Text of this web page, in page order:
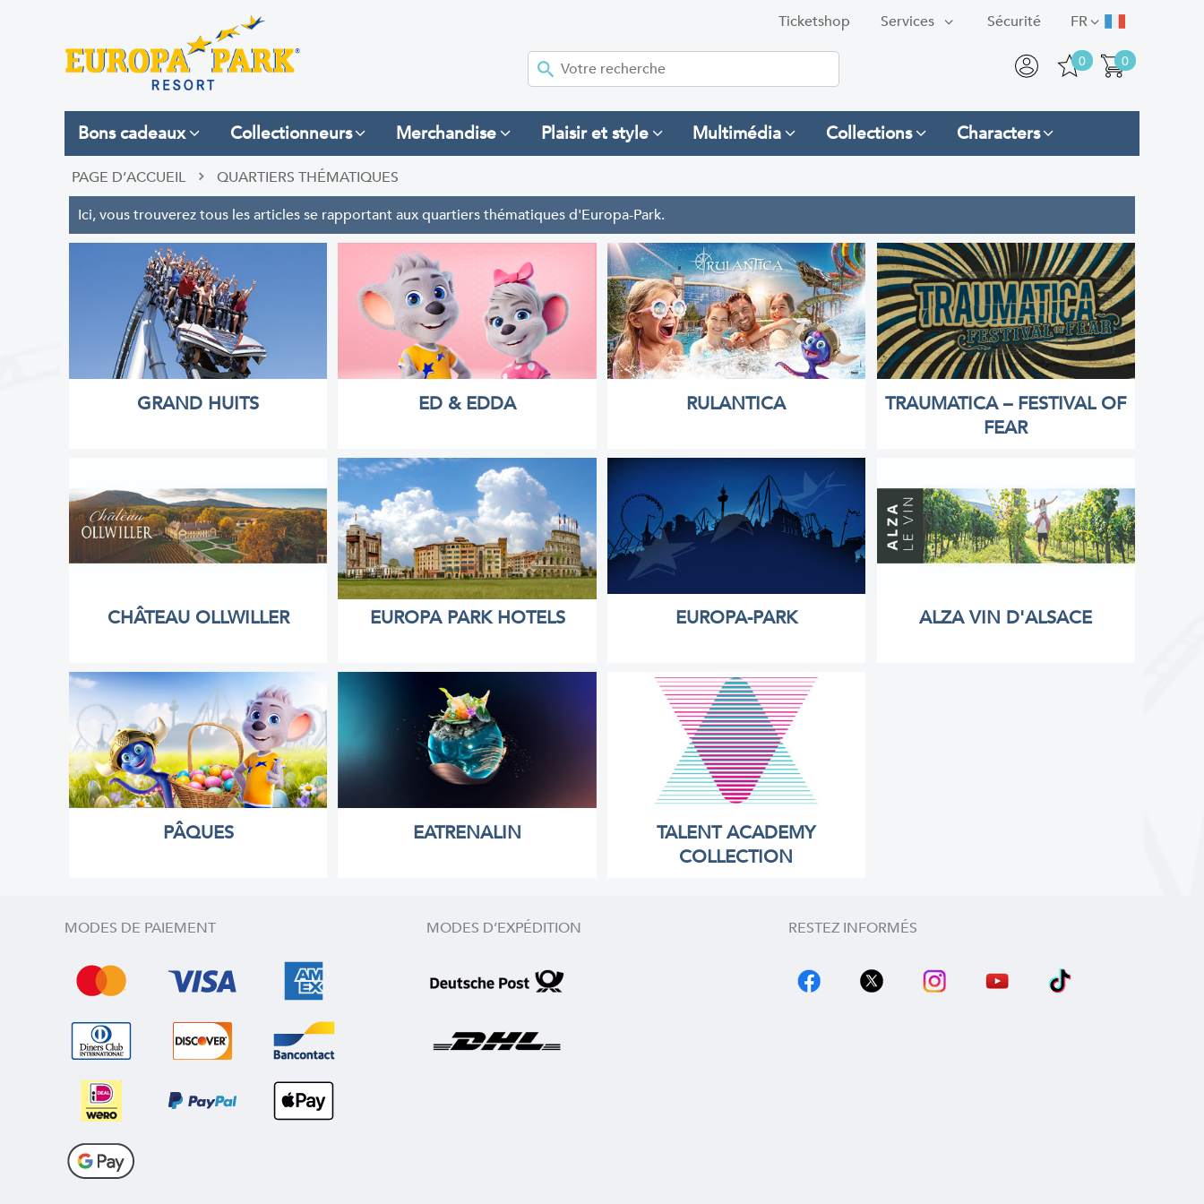
FR
Sécurité
Services
Ticketshop
0
0
Bons cadeaux Collectionneurs Merchandise Plaisir et style Multimédia Collections Characters
PAGE D’ACCUEIL
QUARTIERS THÉMATIQUES
Ici, vous trouverez tous les articles se rapportant aux quartiers thématiques d'Europa-Park.
GRAND HUITS ED & EDDA RULANTICA
TRAUMATICA – FESTIVAL OF
FEAR
CHÂTEAU OLLWILLER EUROPA PARK HOTELS EUROPA-PARK ALZA VIN D'ALSACE
PÂQUES EATRENALIN
TALENT ACADEMY
COLLECTION
MODES DE PAIEMENT MODES D’EXPÉDITION RESTEZ INFORMÉS